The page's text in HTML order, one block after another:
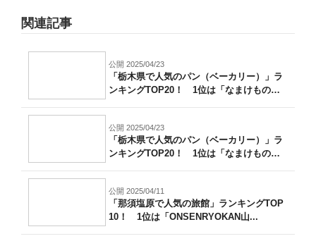
関連記事
公開 2025/04/23
「栃木県で人気のパン（ベーカリー）」ラ
ンキングTOP20！ 1位は「なまけもの
公開 2025/04/23
「栃木県で人気のパン（ベーカリー）」ラ
ンキングTOP20！ 1位は「なまけもの
公開 2025/04/11
「那須塩原で人気の旅館」ランキングTOP
10！ 1位は「ONSENRYOKAN山...